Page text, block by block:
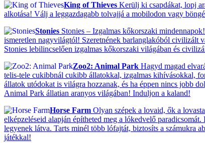
King of Thieves Kerülj ki csapdákat, lopj
alkotása! Válj a leggazdagabb tolvajjá a mobilodon vagy
Stonies Stonies – Izgalmas kőkorszaki
ismeretlen nagyvilágtól! Szeretnének barlanglakóból civilizált
Stonies lebilincselően izgalmas kőkorszaki világában és
Zoo2: Animal Park Hagyd magad
telis-tele cukibbnál cukibb állatokkal, izgalmas kihívásokkal,
állatok utódokat is világra hozzanak, és ha éppen nincs jobb
Animal Park állatian aranyos világában! Induljon a kaland!
Horse Farm Olyan szépek a lovaid, ők a
elképzeléseid alapján építheted meg a lókedvelő
legyenek látva. Tarts minél több lófajtát, biztosíts a számukra
játékkal!